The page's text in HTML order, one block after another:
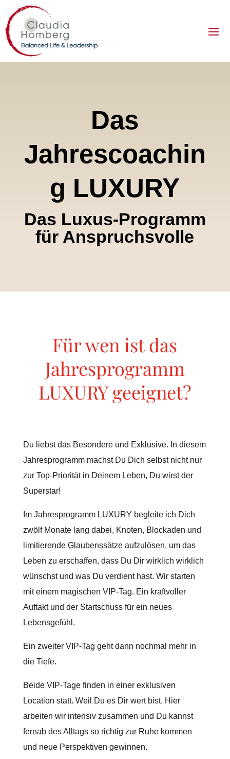
Das
Jahrescoachin
g LUXURY
Das Luxus-Programm
für Anspruchsvolle
Für wen ist das
Jahresprogramm
LUXURY geeignet?
Du liebst das Besondere und Exklusive. In diesem
Jahresprogramm machst Du Dich selbst nicht nur
zur Top-Priorität in Deinem Leben, Du wirst der
Superstar!
Im Jahresprogramm LUXURY begleite ich Dich
zwölf Monate lang dabei, Knoten, Blockaden und
limitierende Glaubenssätze aufzulösen, um das
Leben zu erschaffen, dass Du Dir wirklich wirklich
wünschst und was Du verdient hast. Wir starten
mit einem magischen VIP-Tag. Ein kraftvoller
Auftakt und der Startschuss für ein neues
Lebensgefühl.
Ein zweiter VIP-Tag geht dann nochmal mehr in
die Tiefe.
Beide VIP-Tage finden in einer exklusiven
Location statt. Weil Du es Dir wert bist. Hier
arbeiten wir intensiv zusammen und Du kannst
fernab des Alltags so richtig zur Ruhe kommen
und neue Perspektiven gewinnen.